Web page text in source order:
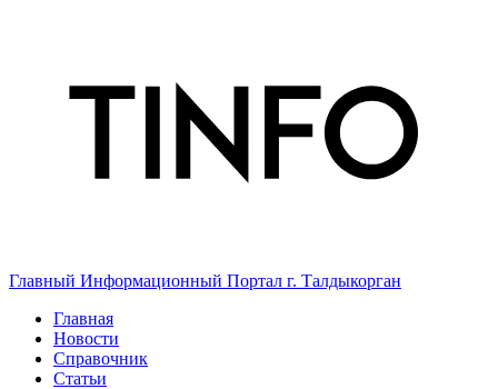
Главный Информационный Портал г. Талдыкорган
Главная
Новости
Справочник
Статьи